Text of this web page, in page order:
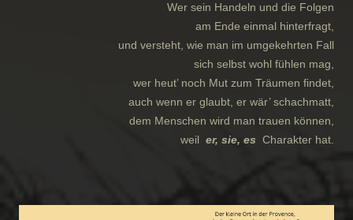
Wer sein Handeln und die Folgen
am Ende einmal hinterfragt,
und versteht, wie man im umgekehrten Fall
sich selbst wohl fühlen mag,
wer heut’ noch Mut zum Träumen findet,
auch wenn er glaubt, er wär’ schachmatt,
dem Menschen wird man trauen können,
weil er, sie, es Charakter hat.